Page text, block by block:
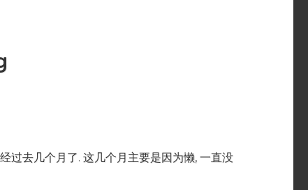
过去几个月了. 这几个月主要是因为懒, 一直没